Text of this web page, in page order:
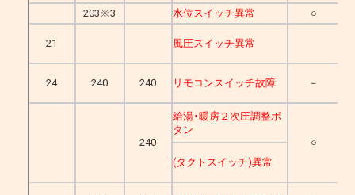
203※3
水位スイッチ異常 ○
21 風圧スイッチ異常
24 240 240 リモコンスイッチ故障 －
240
給湯･暖房２次圧調整ボ
タン
○
(タクトスイッチ)異常